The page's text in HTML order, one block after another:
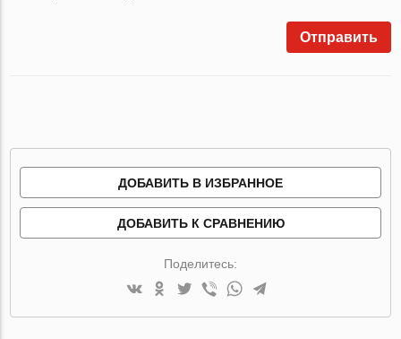
Отправить
ДОБАВИТЬ В ИЗБРАННОЕ
ДОБАВИТЬ К СРАВНЕНИЮ
Поделитесь: